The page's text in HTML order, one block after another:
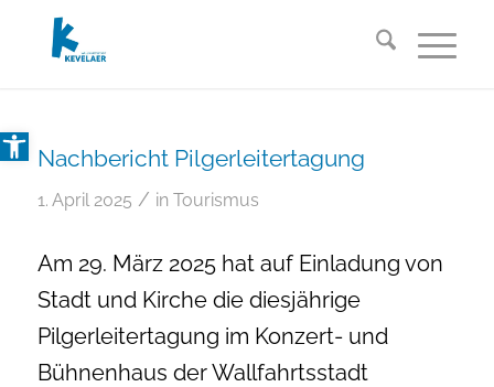
Open toolbar
Nachbericht Pilgerleitertagung
1. April 2025 / in Tourismus
Am 29. März 2025 hat auf Einladung von
Stadt und Kirche die diesjährige
Pilgerleitertagung im Konzert- und
Bühnenhaus der Wallfahrtsstadt